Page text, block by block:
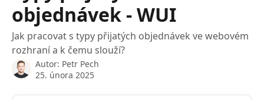
objednávek - WUI
Jak pracovat s typy přijatých objednávek ve webovém
rozhraní a k čemu slouží?
Autor: Petr Pech
25. února 2025